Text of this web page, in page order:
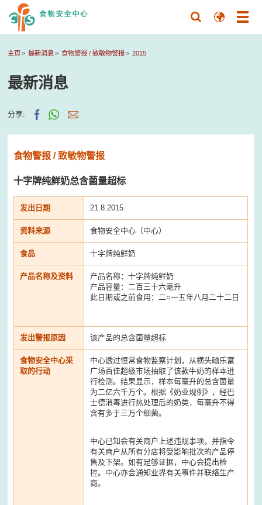
主页 最新消息 食物警报 / 致敏物警报 2015
最新消息
分享:
食物警报 / 致敏物警报
十字牌纯鲜奶总含菌量超标
发出日期 21.8.2015
资料来源 食物安全中心（中心）
食品 十字牌纯鲜奶
产品名称及资料
产品名称：十字牌纯鲜奶
产品容量：二百三十六毫升
此日期或之前食用：二○一五年八月二十二日
发出警报原因 该产品的总含菌量超标
食物安全中心采
取的行动
中心透过恒常食物监察计划，从横头磡乐富
广场百佳超级市场抽取了该款牛奶的样本进
行检测。结果显示，样本每毫升的总含菌量
为二亿六千万个。根据《奶业规例》，经巴
士德消毒进行热处理后的奶类，每毫升不得
含有多于三万个细菌。
中心已知会有关商户上述违规事项，并指令
有关商户从所有分店将受影响批次的产品停
售及下架。如有足够证据，中心会提出检
控。中心亦会通知业界有关事件并联络生产
商。